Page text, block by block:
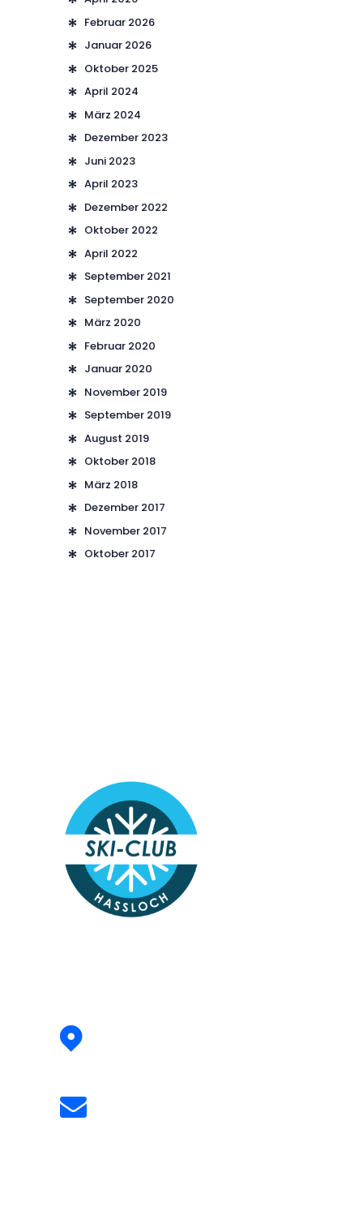
Februar 2026
Januar 2026
Oktober 2025
April 2024
März 2024
Dezember 2023
Juni 2023
April 2023
Dezember 2022
Oktober 2022
April 2022
September 2021
September 2020
März 2020
Februar 2020
Januar 2020
November 2019
September 2019
August 2019
Oktober 2018
März 2018
Dezember 2017
November 2017
Oktober 2017